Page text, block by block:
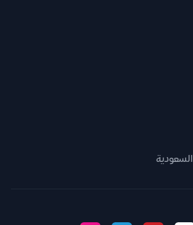
السعودية